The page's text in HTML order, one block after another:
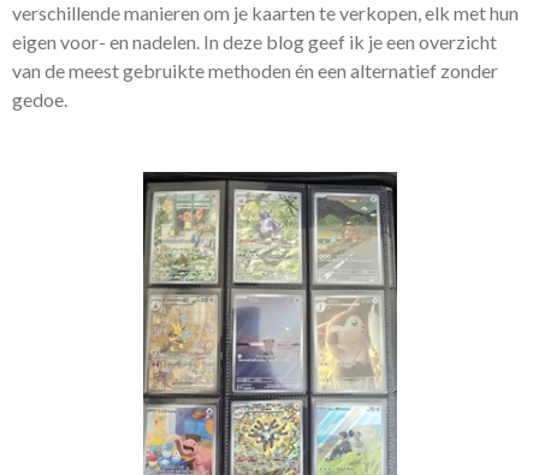
verschillende manieren om je kaarten te verkopen, elk met hun
eigen voor- en nadelen. In deze blog geef ik je een overzicht
van de meest gebruikte methoden én een alternatief zonder
gedoe.